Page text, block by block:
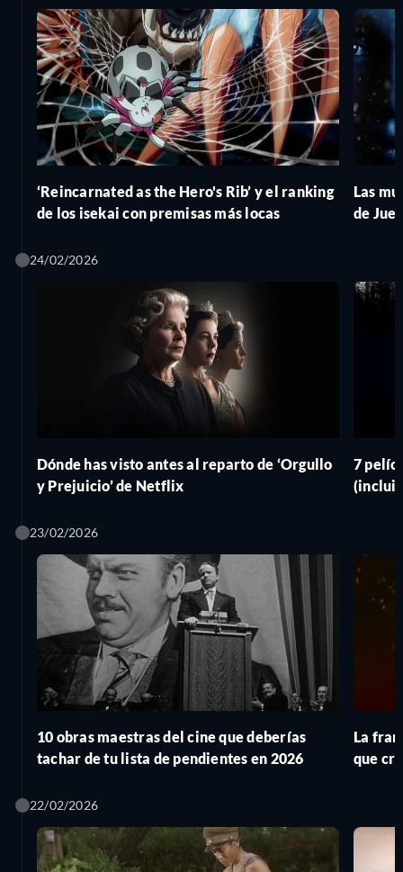
‘Reincarnated as the Hero's Rib’ y el ranking
de los isekai con premisas más locas
Las
de
24/02/2026
Dónde has visto antes al reparto de ‘Orgullo
y Prejuicio’ de Netflix
7
23/02/2026
10 obras maestras del cine que deberías
tachar de tu lista de pendientes en 2026
La
que
22/02/2026